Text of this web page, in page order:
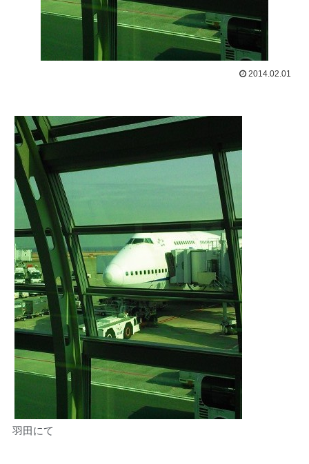
2014.02.01
羽田にて